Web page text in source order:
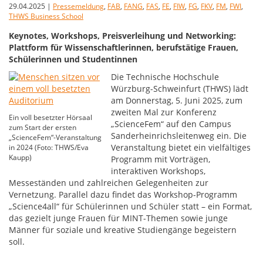
29.04.2025 | Pressemeldung, FAB, FANG, FAS, FE, FIW, FG, FKV, FM, FWI,
THWS Business School
Keynotes, Workshops, Preisverleihung und Networking:
Plattform für Wissenschaftlerinnen, berufstätige Frauen,
Schülerinnen und Studentinnen
Ein voll besetzter Hörsaal
zum Start der ersten
„ScienceFem“-Veranstaltung
in 2024 (Foto: THWS/Eva
Kaupp)
Die Technische Hochschule
Würzburg-Schweinfurt (THWS) lädt
am Donnerstag, 5. Juni 2025, zum
zweiten Mal zur Konferenz
„ScienceFem“ auf den Campus
Sanderheinrichsleitenweg ein. Die
Veranstaltung bietet ein vielfältiges
Programm mit Vorträgen,
interaktiven Workshops,
Messeständen und zahlreichen Gelegenheiten zur
Vernetzung. Parallel dazu findet das Workshop-Programm
„Science4all“ für Schülerinnen und Schüler statt – ein Format,
das gezielt junge Frauen für MINT-Themen sowie junge
Männer für soziale und kreative Studiengänge begeistern
soll.